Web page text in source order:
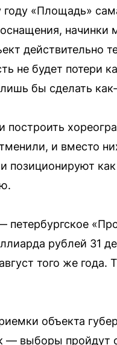
году «Площадь»
начинки
действительно
не будет потери
бы сделать
построить
и вместо
позиционируют
петербургское
рублей 31
того же
объекта
— выборы пройдут